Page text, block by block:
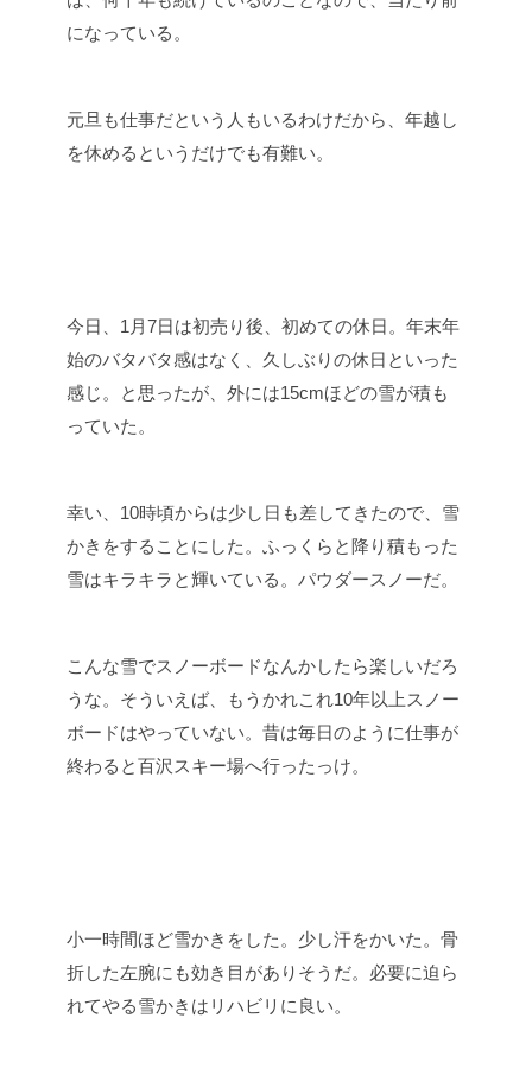
になっている。
元旦も仕事だという人もいるわけだから、年越し
を休めるというだけでも有難い。
今日、1月7日は初売り後、初めての休日。年末年
始のバタバタ感はなく、久しぶりの休日といった
感じ。と思ったが、外には15cmほどの雪が積も
っていた。
幸い、10時頃からは少し日も差してきたので、雪
かきをすることにした。ふっくらと降り積もった
雪はキラキラと輝いている。パウダースノーだ。
こんな雪でスノーボードなんかしたら楽しいだろ
うな。そういえば、もうかれこれ10年以上スノー
ボードはやっていない。昔は毎日のように仕事が
終わると百沢スキー場へ行ったっけ。
小一時間ほど雪かきをした。少し汗をかいた。骨
折した左腕にも効き目がありそうだ。必要に迫ら
れてやる雪かきはリハビリに良い。